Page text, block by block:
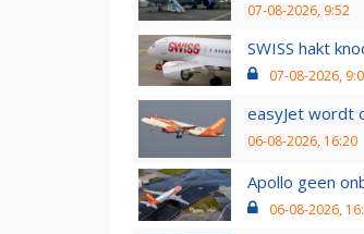
07-08-2026, 9:52
SWISS hakt
07-08-2026,
easyJet wordt
06-08-2026, 16:20
Apollo geen
06-08-2026,